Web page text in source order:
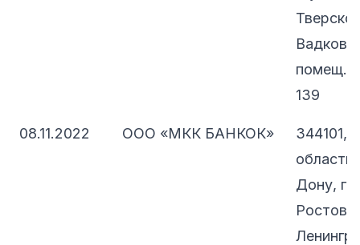
помещ.
139
08.11.2022 ООО «МКК БАНКОК»
344101,
Дону,
Ростов-